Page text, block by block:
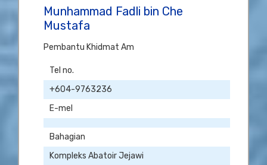
Munhammad Fadli bin Che
Mustafa
Pembantu Khidmat Am
Tel no.
+604-9763236
E-mel
Bahagian
Kompleks Abatoir Jejawi